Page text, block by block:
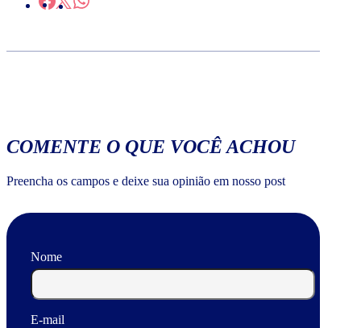
COMENTE O QUE VOCÊ ACHOU
Preencha os campos e deixe sua opinião em nosso post
Nome
E-mail